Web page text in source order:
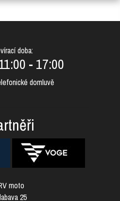
doba:
- 17:00
domluvě
moto
25